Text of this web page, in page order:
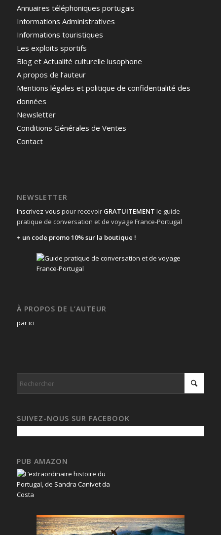
Annuaires téléphoniques portugais
Informations Administratives
Informations touristiques
Les exploits sportifs
Blog et Actualité culturelle lusophone
A propos de l’auteur
Mentions légales et politique de confidentialité des
données
Newsletter
Conditions Générales de Ventes
Contact
NEWSLETTER
Inscrivez-vous pour recevoir GRATUITEMENT le guide
pratique de conversation et de voyage France-Portugal
+ un code promo 10% sur la boutique !
À PROPOS DE L’AUTEUR
par ici
SUIVEZ-NOUS SUR FACEBOOK
PUB AMAZON